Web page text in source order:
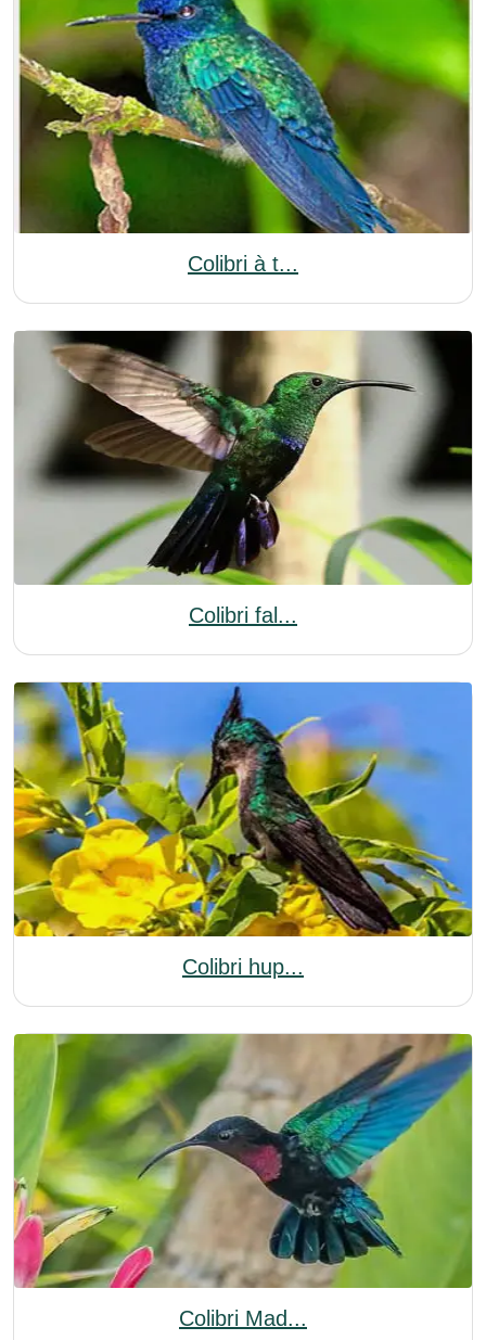
Colibri à t...
Colibri fal...
Colibri hup...
Colibri Mad...